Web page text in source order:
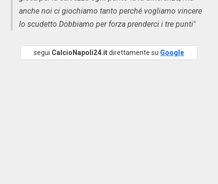
anche noi ci giochiamo tanto perché vogliamo vincere
lo scudetto Dobbiamo per forza prenderci i tre punti"
segui CalcioNapoli24.itdirettamente su Google